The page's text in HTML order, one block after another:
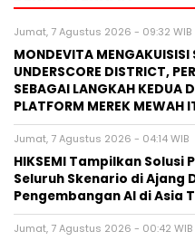
Jumat, 7 Agustus 2026 - 09:32 WIB
MONDEVITA
UNDERSCORE DISTRICT,
SEBAGAI LANGKAH KEDUA
PLATFORM MEREK MEWAH
Jumat, 7 Agustus 2026 - 04:14 WIB
HIKSEMI Tampilkan
Seluruh Skenario di Ajang
Pengembangan AI di Asia
Jumat, 7 Agustus 2026 - 00:42 WIB